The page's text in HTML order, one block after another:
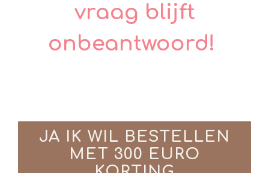
vraag blijft
onbeantwoord!
JA IK WIL BESTELLEN
MET 300 EURO